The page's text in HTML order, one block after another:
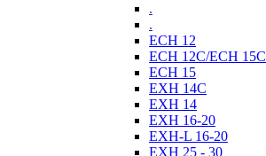
.
.
ECH 12
ECH 12C/ECH 15C
ECH 15
EXH 14C
EXH 14
EXH 16-20
EXH-L 16-20
EXH 25 - 30